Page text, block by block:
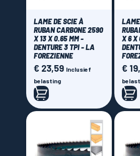
LAME DE SCIE À
RUBAN CARBONE 2590
X 13 X 0.65 MM -
DENTURE 3 TPI - LA
FOREZIENNE
Prijs
€ 23,59 Inclusief
belasting
X 6 X
Prijs
€